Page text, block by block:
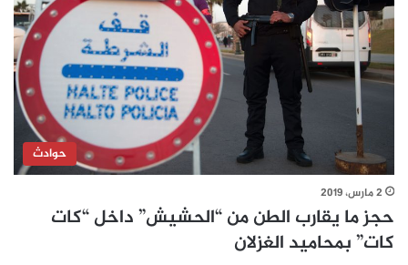
حوادث
2 مارس، 2019
حجز ما يقارب الطن من “الحشيش” داخل “كات
كات” بمحاميد الغزلان